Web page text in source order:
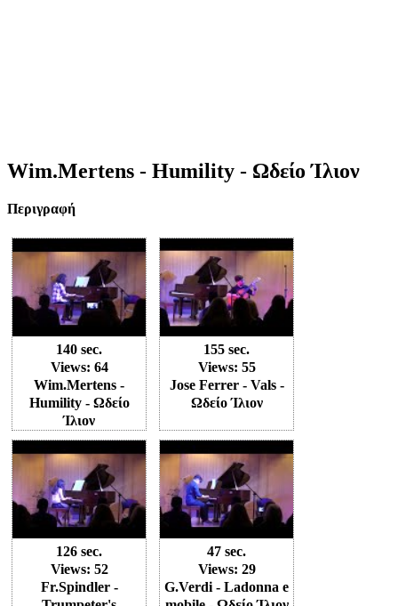
Wim.Mertens - Humility - Ωδείο Ίλιον
Περιγραφή
140 sec.
Views: 64
Wim.Mertens -
Humility - Ωδείο
Ίλιον
155 sec.
Views: 55
Jose Ferrer - Vals -
Ωδείο Ίλιον
126 sec.
Views: 52
Fr.Spindler -
47 sec.
Views: 29
G.Verdi - Ladonna e